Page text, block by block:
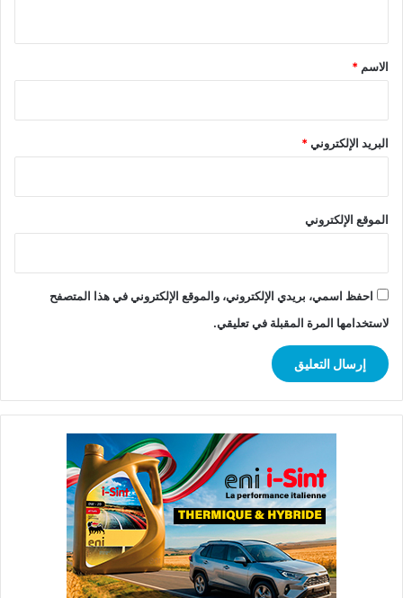
*
الاسم *
البريد الإلكتروني*
الموقع الإلكتروني
احفظ اسمي، بريدي الإلكتروني، والموقع الإلكتروني في هذا المتصفح
لاستخدامها المرة المقبلة في تعليقي.